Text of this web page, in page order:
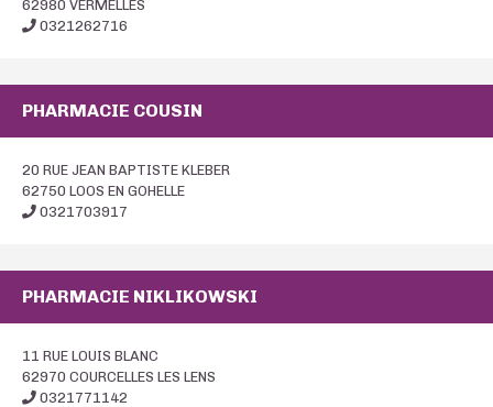
62980 VERMELLES
0321262716
PHARMACIE COUSIN
20 RUE JEAN BAPTISTE KLEBER
62750 LOOS EN GOHELLE
0321703917
PHARMACIE NIKLIKOWSKI
11 RUE LOUIS BLANC
62970 COURCELLES LES LENS
0321771142